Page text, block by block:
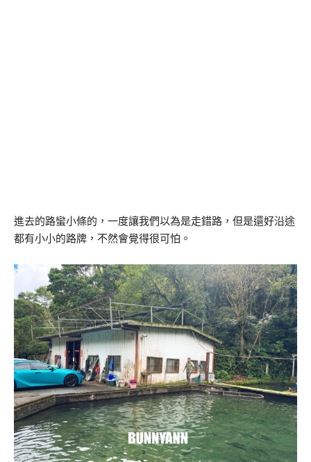
進去的路蠻小條的，一度讓我們以為是走錯路，但是還好沿途
都有小小的路牌，不然會覺得很可怕。